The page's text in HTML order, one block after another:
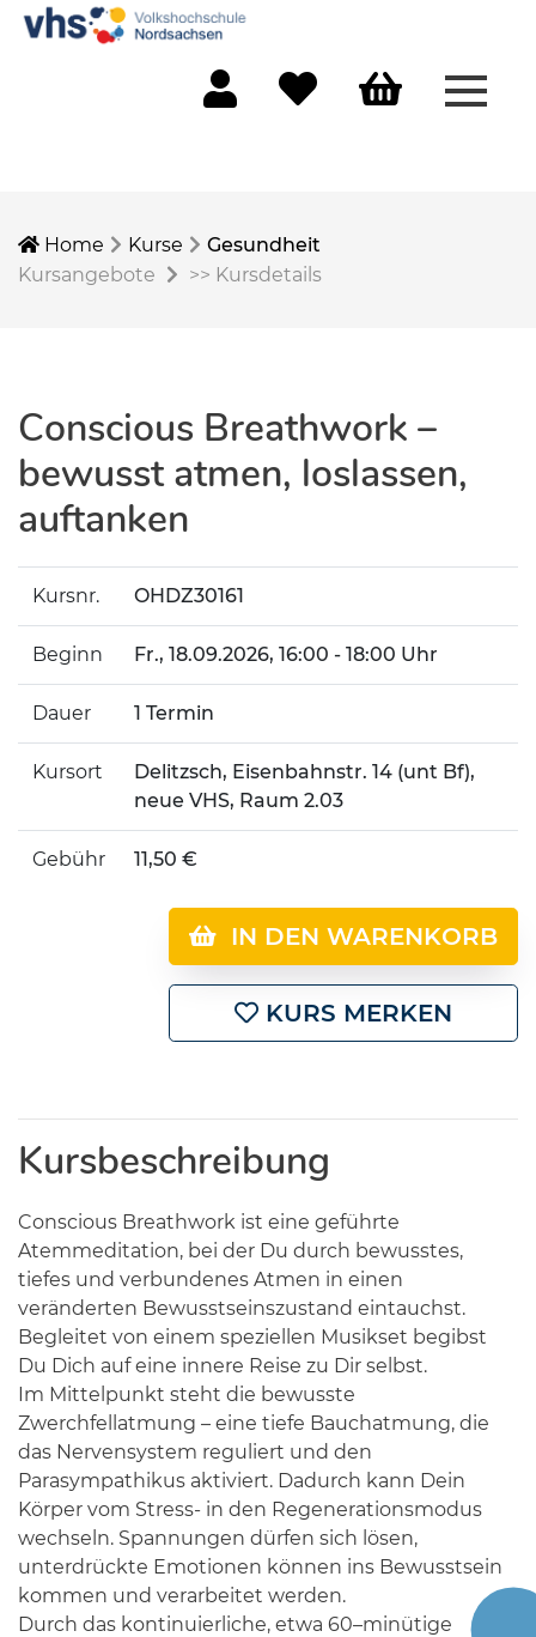
Home Kurse
Gesundheit
Kursangebote
>> Kursdetails
Conscious Breathwork –
bewusst atmen, loslassen,
auftanken
Kursnr. OHDZ30161
Beginn Fr., 18.09.2026, 16:00 - 18:00 Uhr
Dauer 1 Termin
Kursort
Delitzsch, Eisenbahnstr. 14 (unt Bf),
neue VHS, Raum 2.03
Gebühr 11,50 €
IN DEN WARENKORB
KURS MERKEN
Kursbeschreibung
Conscious Breathwork ist eine geführte
Atemmeditation, bei der Du durch bewusstes,
tiefes und verbundenes Atmen in einen
veränderten Bewusstseinszustand eintauchst.
Begleitet von einem speziellen Musikset begibst
Du Dich auf eine innere Reise zu Dir selbst.
Im Mittelpunkt steht die bewusste
Zwerchfellatmung – eine tiefe Bauchatmung, die
das Nervensystem reguliert und den
Parasympathikus aktiviert. Dadurch kann Dein
Körper vom Stress- in den Regenerationsmodus
wechseln. Spannungen dürfen sich lösen,
unterdrückte Emotionen können ins Bewusstsein
kommen und verarbeitet werden.
Durch das kontinuierliche, etwa 60–minütige